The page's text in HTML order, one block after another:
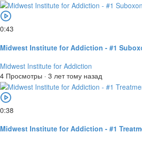
0:43
Midwest Institute for Addiction - #1
Midwest Institute for Addiction
4 Просмотры · 3 лет тому назад
0:38
Midwest Institute for Addiction - #1